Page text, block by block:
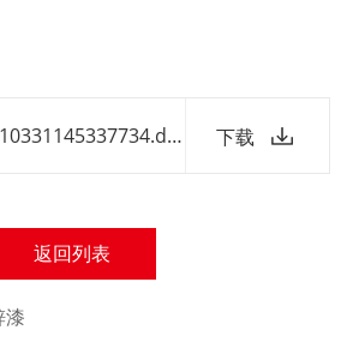
下载
2021/03/20210331145337734.doc
返回列表
漆